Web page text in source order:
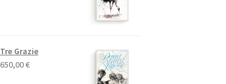
Tre Grazie
650,00€